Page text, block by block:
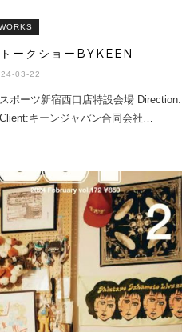
ークショーBYKEEN
03-22
ポーツ新宿西口店特設会場 Direction:
キーンジャパン合同会社…